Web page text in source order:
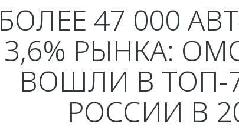
БОЛЕЕ 47 000
3,6% РЫНКА:
ВОШЛИ В ТОП-
РОССИИ В